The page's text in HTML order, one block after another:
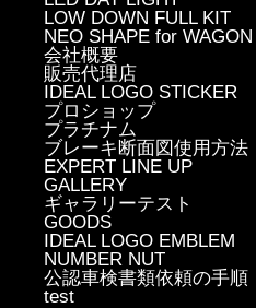
LOW DOWN FULL KIT
NEO SHAPE for WAGON
会社概要
販売代理店
IDEAL LOGO STICKER
プロショップ
プラチナム
ブレーキ断面図使用方法
EXPERT LINE UP
GALLERY
ギャラリーテスト
GOODS
IDEAL LOGO EMBLEM
NUMBER NUT
公認車検書類依頼の手順
test